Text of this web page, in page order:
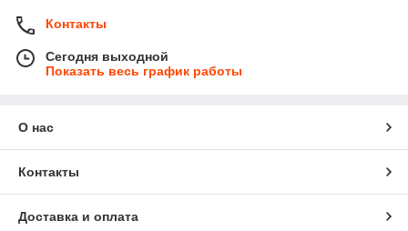
Контакты
Сегодня выходной
Показать весь график работы
О нас
Контакты
Доставка и оплата